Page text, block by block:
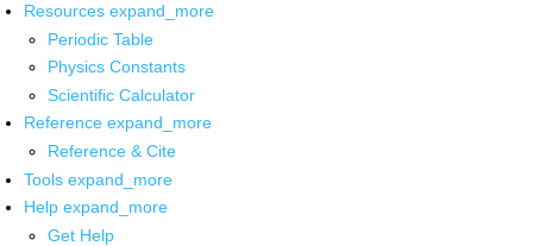
Resources expand_more
Periodic Table
Physics Constants
Scientific Calculator
Reference expand_more
Reference & Cite
Tools expand_more
Help expand_more
Get Help